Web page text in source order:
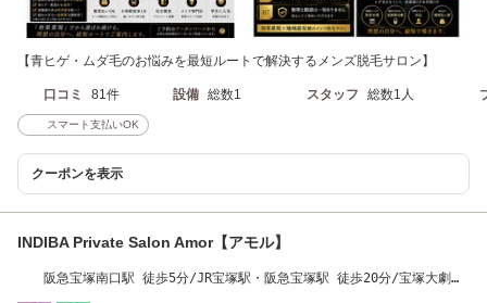
【青ヒゲ・ムダ毛のお悩みを最短ルートで解決するメンズ脱毛サロン】
口コミ 81件 設備 総数1 スタッフ 総数1人
スマート支払いOK
クーポンを表示
INDIBA Private Salon Amor【アモル】
阪急宝塚南口駅 徒歩5分/JR宝塚駅・阪急宝塚駅 徒歩20分/宝塚大劇場